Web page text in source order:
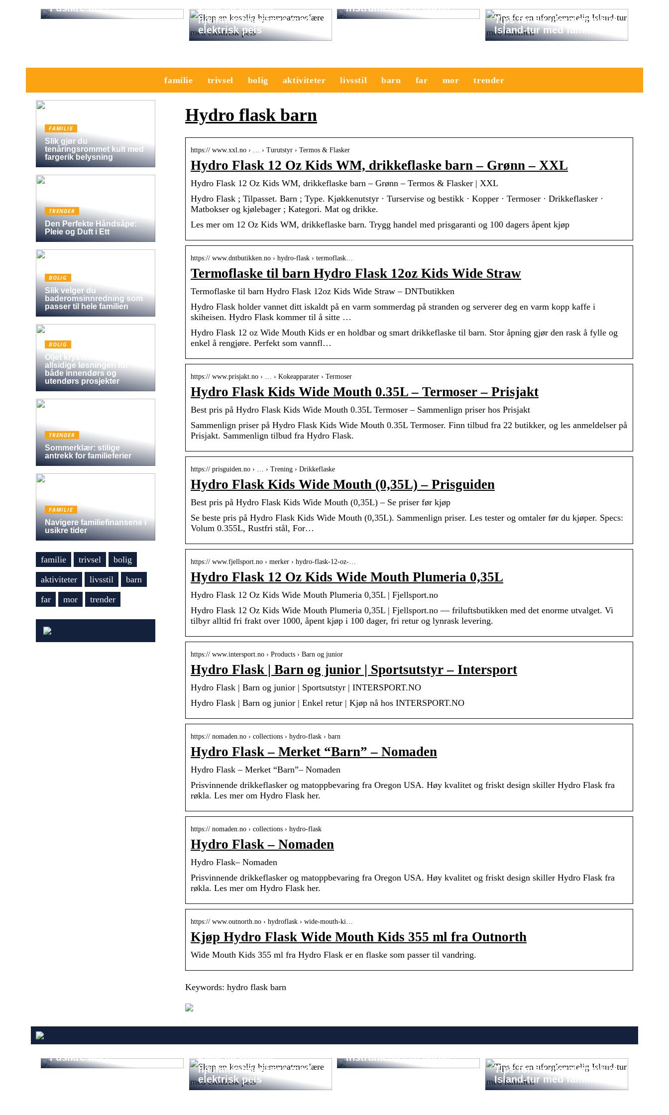
i usikre tider
Skap en koselig
hjemmeatmosfære med
elektrisk peis
instrumenter til barna
Tips for en uforglemmelig
Island-tur med familien
familie trivsel bolig aktiviteter livsstil barn far mor trender
Hydro flask barn
https:// www.xxl.no › … › Turutstyr › Termos & Flasker
Hydro Flask 12 Oz Kids WM, drikkeflaske barn – Grønn – XXL
Hydro Flask 12 Oz Kids WM, drikkeflaske barn – Grønn – Termos & Flasker | XXL
Hydro Flask ; Tilpasset. Barn ; Type. Kjøkkenutstyr · Turservise og bestikk · Kopper · Termoser · Drikkeflasker ·
Matbokser og kjølebager ; Kategori. Mat og drikke.
Les mer om 12 Oz Kids WM, drikkeflaske barn. Trygg handel med prisgaranti og 100 dagers åpent kjøp
https:// www.dntbutikken.no › hydro-flask › termoflask…
Termoflaske til barn Hydro Flask 12oz Kids Wide Straw
Termoflaske til barn Hydro Flask 12oz Kids Wide Straw – DNTbutikken
Hydro Flask holder vannet ditt iskaldt på en varm sommerdag på stranden og serverer deg en varm kopp kaffe i
skiheisen. Hydro Flask kommer til å sitte …
Hydro Flask 12 oz Wide Mouth Kids er en holdbar og smart drikkeflaske til barn. Stor åpning gjør den rask å fylle og
enkel å rengjøre. Perfekt som vannfl…
https:// www.prisjakt.no › … › Kokeapparater › Termoser
Hydro Flask Kids Wide Mouth 0.35L – Termoser – Prisjakt
Best pris på Hydro Flask Kids Wide Mouth 0.35L Termoser – Sammenlign priser hos Prisjakt
Sammenlign priser på Hydro Flask Kids Wide Mouth 0.35L Termoser. Finn tilbud fra 22 butikker, og les anmeldelser på
Prisjakt. Sammenlign tilbud fra Hydro Flask.
https:// prisguiden.no › … › Trening › Drikkeflaske
Hydro Flask Kids Wide Mouth (0,35L) – Prisguiden
Best pris på Hydro Flask Kids Wide Mouth (0,35L) – Se priser før kjøp
Se beste pris på Hydro Flask Kids Wide Mouth (0,35L). Sammenlign priser. Les tester og omtaler før du kjøper. Specs:
Volum 0.355L, Rustfri stål, For…
https:// www.fjellsport.no › merker › hydro-flask-12-oz-…
Hydro Flask 12 Oz Kids Wide Mouth Plumeria 0,35L
Hydro Flask 12 Oz Kids Wide Mouth Plumeria 0,35L | Fjellsport.no
Hydro Flask 12 Oz Kids Wide Mouth Plumeria 0,35L | Fjellsport.no — friluftsbutikken med det enorme utvalget. Vi
tilbyr alltid fri frakt over 1000, åpent kjøp i 100 dager, fri retur og lynrask levering.
https:// www.intersport.no › Products › Barn og junior
Hydro Flask | Barn og junior | Sportsutstyr – Intersport
Hydro Flask | Barn og junior | Sportsutstyr | INTERSPORT.NO
Hydro Flask | Barn og junior | Enkel retur | Kjøp nå hos INTERSPORT.NO
https:// nomaden.no › collections › hydro-flask › barn
Hydro Flask – Merket “Barn” – Nomaden
Hydro Flask – Merket “Barn”– Nomaden
Prisvinnende drikkeflasker og matoppbevaring fra Oregon USA. Høy kvalitet og friskt design skiller Hydro Flask fra
røkla. Les mer om Hydro Flask her.
https:// nomaden.no › collections › hydro-flask
Hydro Flask – Nomaden
Hydro Flask– Nomaden
Prisvinnende drikkeflasker og matoppbevaring fra Oregon USA. Høy kvalitet og friskt design skiller Hydro Flask fra
røkla. Les mer om Hydro Flask her.
https:// www.outnorth.no › hydroflask › wide-mouth-ki…
Kjøp Hydro Flask Wide Mouth Kids 355 ml fra Outnorth
Wide Mouth Kids 355 ml fra Hydro Flask er en flaske som passer til vandring.
Keywords: hydro flask barn
FAMILIE
Slik gjør du
tenåringsrommet kult med
fargerik belysning
TRENDER
Den Perfekte Håndsåpe:
Pleie og Duft i Ett
BOLIG
Slik velger du
baderomsinnredning som
passer til hele familien
BOLIG
Oljet kryssfiner: Den
allsidige løsningen for
både innendørs og
utendørs prosjekter
TRENDER
Sommerklær: stilige
antrekk for familieferier
FAMILIE
Navigere familiefinansene i
usikre tider
familie trivsel
bolig
aktiviteter
livsstil
barn
far
mor trender
Navigere familiefinansene
i usikre tider
Skap en koselig
hjemmeatmosfære med
elektrisk peis
penger når du skal handle
instrumenter til barna
Tips for en uforglemmelig
Island-tur med familien